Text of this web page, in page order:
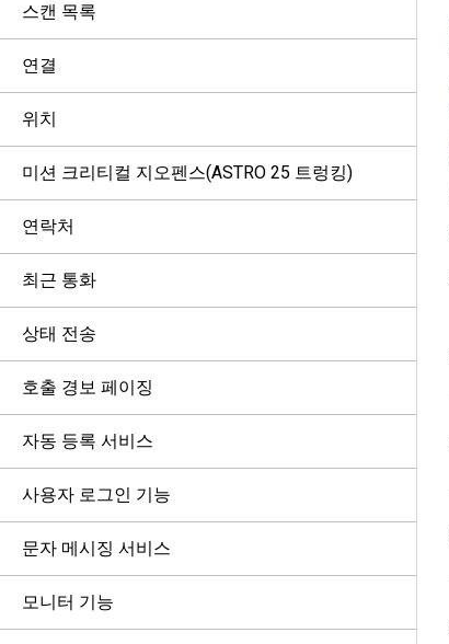
스캔 목록
연결
위치
미션 크리티컬 지오펜스(ASTRO 25 트렁킹)
연락처
최근 통화
상태 전송
호출 경보 페이징
자동 등록 서비스
사용자 로그인 기능
문자 메시징 서비스
모니터 기능